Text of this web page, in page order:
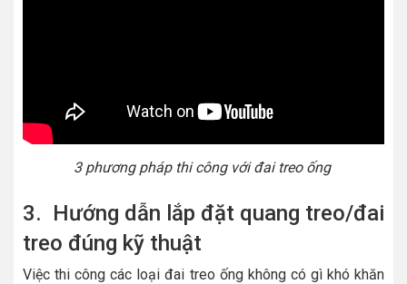
3 phương pháp thi công với đai treo ống
3. Hướng dẫn lắp đặt quang treo/đai
treo đúng kỹ thuật
Việc thi công các loại đai treo ống không có gì khó khăn